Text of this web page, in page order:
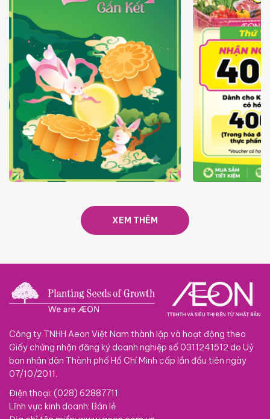
TRAO TẾT TRĂNG TRÒN GẮN
GIÁ LUÔN
XEM THÊM
Công ty TNHH Aeon Việt Nam thành lập và hoạt động theo
Giấy chứng nhận đăng ký doanh nghiệp số 0311241512 do Uỷ
ban nhân dân Thành phố Hồ Chí Minh cấp lần đầu tiên ngày
07/10/2011.
Điện thoại: (028) 62887711
Lĩnh vực kinh doanh: Bán lẻ